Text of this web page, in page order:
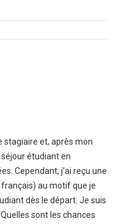
stagiaire et, après mon
étudiant en
Cependant, j’ai reçu une
au motif que je
dès le départ. Je suis
sont les chances